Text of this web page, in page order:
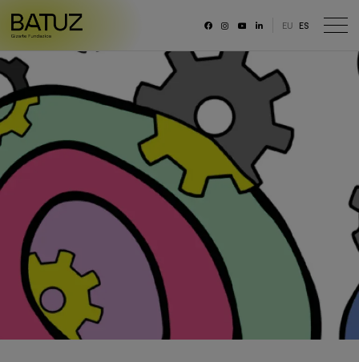
Fundación
Historia
Misión, Visión, Principios
Organización
Portal de transparencia
Memoria anual y datos generales
Canal ético
Trabaja con nosotras/os
EU ES